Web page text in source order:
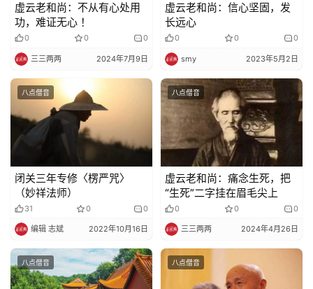
虚云老和尚：不从有心处用
功，难证无心 ！
0 0 0
三三两两 2024年7月9日
虚云老和尚：信心坚固，发
长远心
0 0 0
smy 2023年5月2日
八点僧音
闭关三年专修〈楞严咒〉
（妙祥法师）
31 0 0
编辑 志斌 2022年10月16日
八点僧音
虚云老和尚：痛念生死，把
“生死”二字挂在眉毛尖上
0 0 0
三三两两 2024年4月26日
八点僧音 八点僧音